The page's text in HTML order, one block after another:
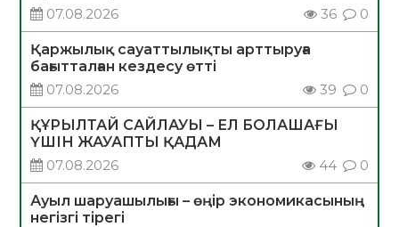
07.08.2026
36 0
Қаржылық сауаттылықты арттыруға
бағытталған кездесу өтті
07.08.2026
39 0
ҚҰРЫЛТАЙ САЙЛАУЫ – ЕЛ БОЛАШАҒЫ
ҮШІН ЖАУАПТЫ ҚАДАМ
07.08.2026
44 0
Ауыл шаруашылығы – өңір экономикасының
негізгі тірегі